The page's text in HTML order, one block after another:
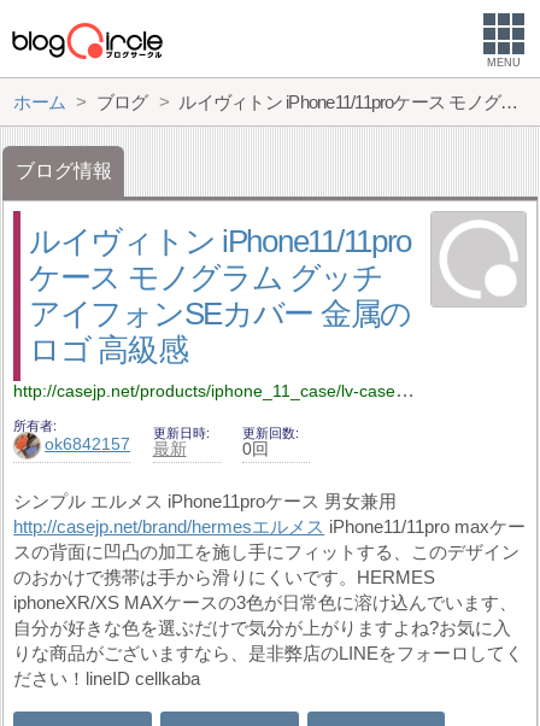
MENU
ホーム ブログ ルイヴィトン iPhone11/11proケース モノグラム グッチ アイフォンSEカバー 金属のロゴ 高級感
ブログ情報
ルイヴィトン iPhone11/11pro
ケース モノグラム グッチ
アイフォンSEカバー 金属の
ロゴ 高級感
http://casejp.net/products/iphone_11_case/lv-case-1067.html
所有者
ok6842157
更新日時
最新
更新回数
0回
シンプル エルメス iPhone11proケース 男女兼用
http://casejp.net/brand/hermesエルメス iPhone11/11pro maxケー
スの背面に凹凸の加工を施し手にフィットする、このデザイン
のおかけで携帯は手から滑りにくいです。HERMES
iphoneXR/XS MAXケースの3色が日常色に溶け込んでいます、
自分が好きな色を選ぶだけで気分が上がりますよね?お気に入
りな商品がございますなら、是非弊店のLINEをフォーロしてく
ださい！lineID cellkaba